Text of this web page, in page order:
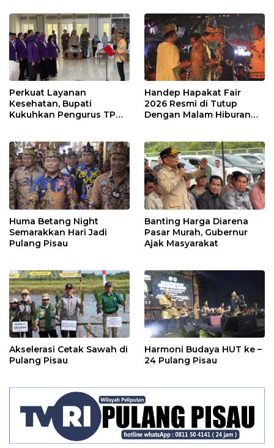
Perkuat Layanan
Kesehatan, Bupati
Kukuhkan Pengurus TP
Handep Hapakat Fair
2026 Resmi di Tutup
Dengan Malam Hiburan
Huma Betang Night
Semarakkan Hari Jadi
Pulang Pisau
Banting Harga Diarena
Pasar Murah, Gubernur
Ajak Masyarakat
Akselerasi Cetak Sawah di
Pulang Pisau
Harmoni Budaya HUT ke –
24 Pulang Pisau